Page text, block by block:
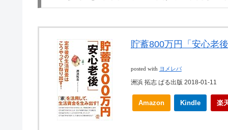
貯蓄800万円「安心老後
posted with ヨメレバ
洲浜 拓志 ぱる出版 2018-01-11
Amazon Kindle 楽